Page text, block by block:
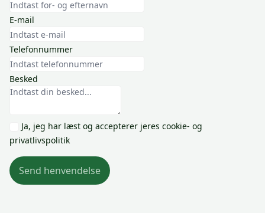
E-mail
Telefonnummer
Besked
Ja, jeg har læst og accepterer jeres cookie- og
privatlivspolitik
Send henvendelse